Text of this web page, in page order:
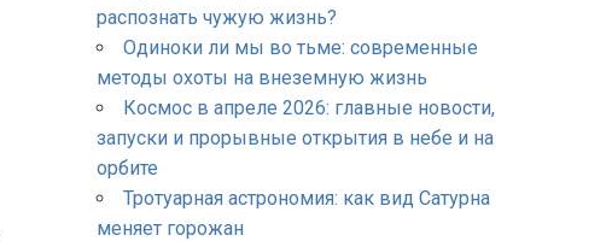
распознать чужую жизнь?
Одиноки ли мы во тьме: современные
методы охоты на внеземную жизнь
Космос в апреле 2026: главные новости,
запуски и прорывные открытия в небе и на
орбите
Тротуарная астрономия: как вид Сатурна
меняет горожан